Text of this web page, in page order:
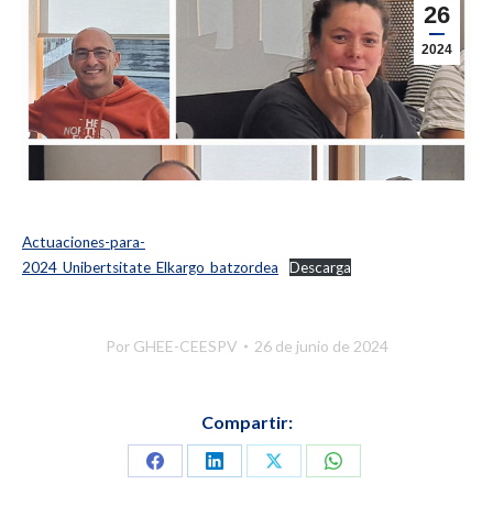
26
2024
Actuaciones-para-
2024_Unibertsitate_Elkargo_batzordea
Descarga
Por GHEE-CEESPV 26 de junio de 2024
Compartir:
CompartirCompartirCompartirCompartir